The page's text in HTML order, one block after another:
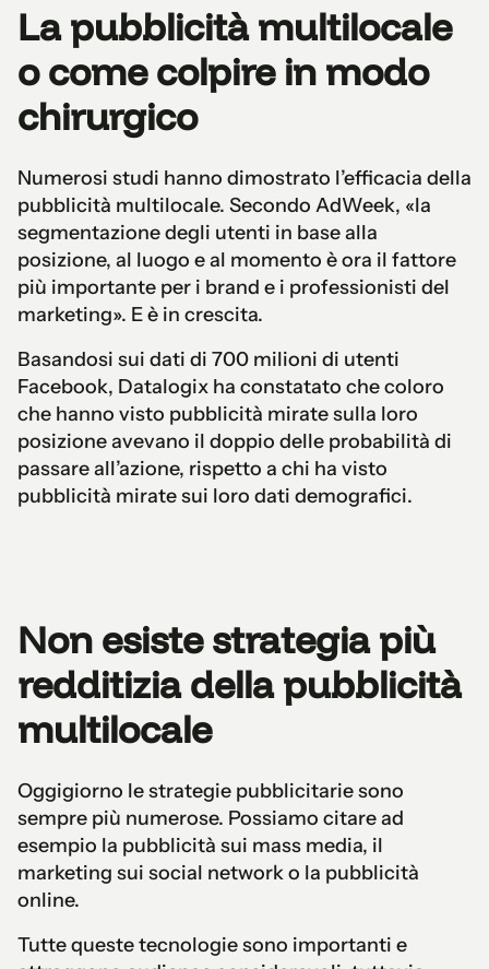
La pubblicità multilocale
o come colpire in modo
chirurgico
Numerosi studi hanno dimostrato l’efficacia della
pubblicità multilocale. Secondo AdWeek, «la
segmentazione degli utenti in base alla
posizione, al luogo e al momento è ora il fattore
più importante per i brand e i professionisti del
marketing». E è in crescita.
Basandosi sui dati di 700 milioni di utenti
Facebook, Datalogix ha constatato che coloro
che hanno visto pubblicità mirate sulla loro
posizione avevano il doppio delle probabilità di
passare all’azione, rispetto a chi ha visto
pubblicità mirate sui loro dati demografici.
Non esiste strategia più
redditizia della pubblicità
multilocale
Oggigiorno le strategie pubblicitarie sono
sempre più numerose. Possiamo citare ad
esempio la pubblicità sui mass media, il
marketing sui social network o la pubblicità
online.
Tutte queste tecnologie sono importanti e